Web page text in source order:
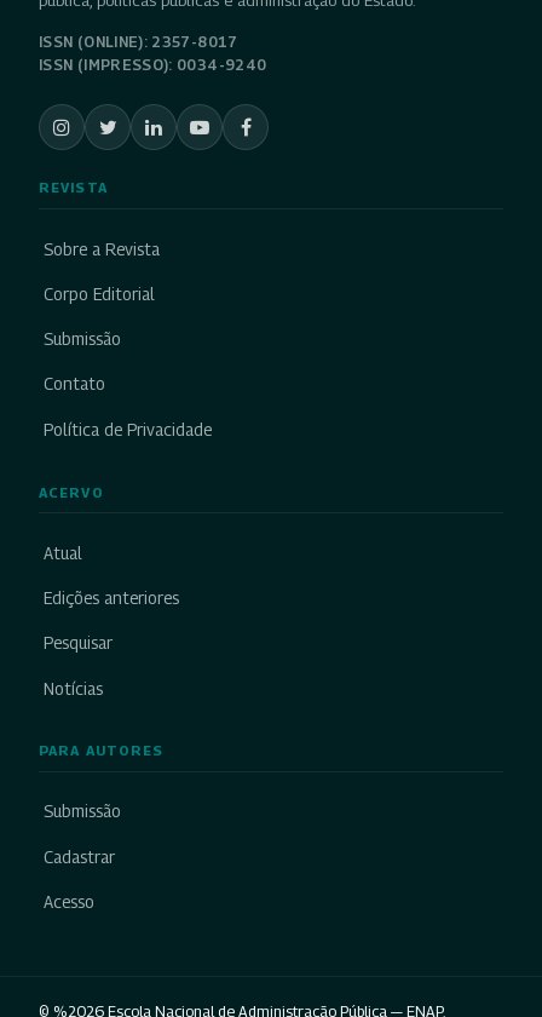
ISSN (ONLINE): 2357-8017
ISSN (IMPRESSO): 0034-9240
REVISTA
Sobre a Revista
Corpo Editorial
Submissão
Contato
Política de Privacidade
ACERVO
Atual
Edições anteriores
Pesquisar
Notícias
PARA AUTORES
Submissão
Cadastrar
Acesso
© %2026 Escola Nacional de Administração Pública — ENAP.